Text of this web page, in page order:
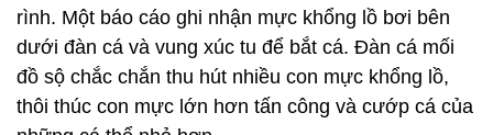
rình. Một báo cáo ghi nhận mực khổng lồ bơi bên
dưới đàn cá và vung xúc tu để bắt cá. Đàn cá mối
đồ sộ chắc chắn thu hút nhiều con mực khổng lồ,
thôi thúc con mực lớn hơn tấn công và cướp cá của